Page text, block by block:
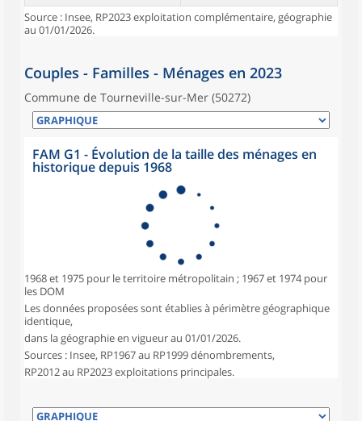
Source : Insee, RP2023 exploitation complémentaire, géographie
au 01/01/2026.
Couples - Familles - Ménages en 2023
Commune de Tourneville-sur-Mer (50272)
FAM G1 - Évolution de la taille des ménages en
historique depuis 1968
1968 et 1975 pour le territoire métropolitain ; 1967 et 1974 pour
les DOM
Les données proposées sont établies à périmètre géographique
identique,
dans la géographie en vigueur au 01/01/2026.
Sources : Insee, RP1967 au RP1999 dénombrements,
RP2012 au RP2023 exploitations principales.